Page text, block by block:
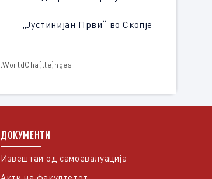
Скопје
ДОКУМЕНТИ
Извештаи од самоевалуација